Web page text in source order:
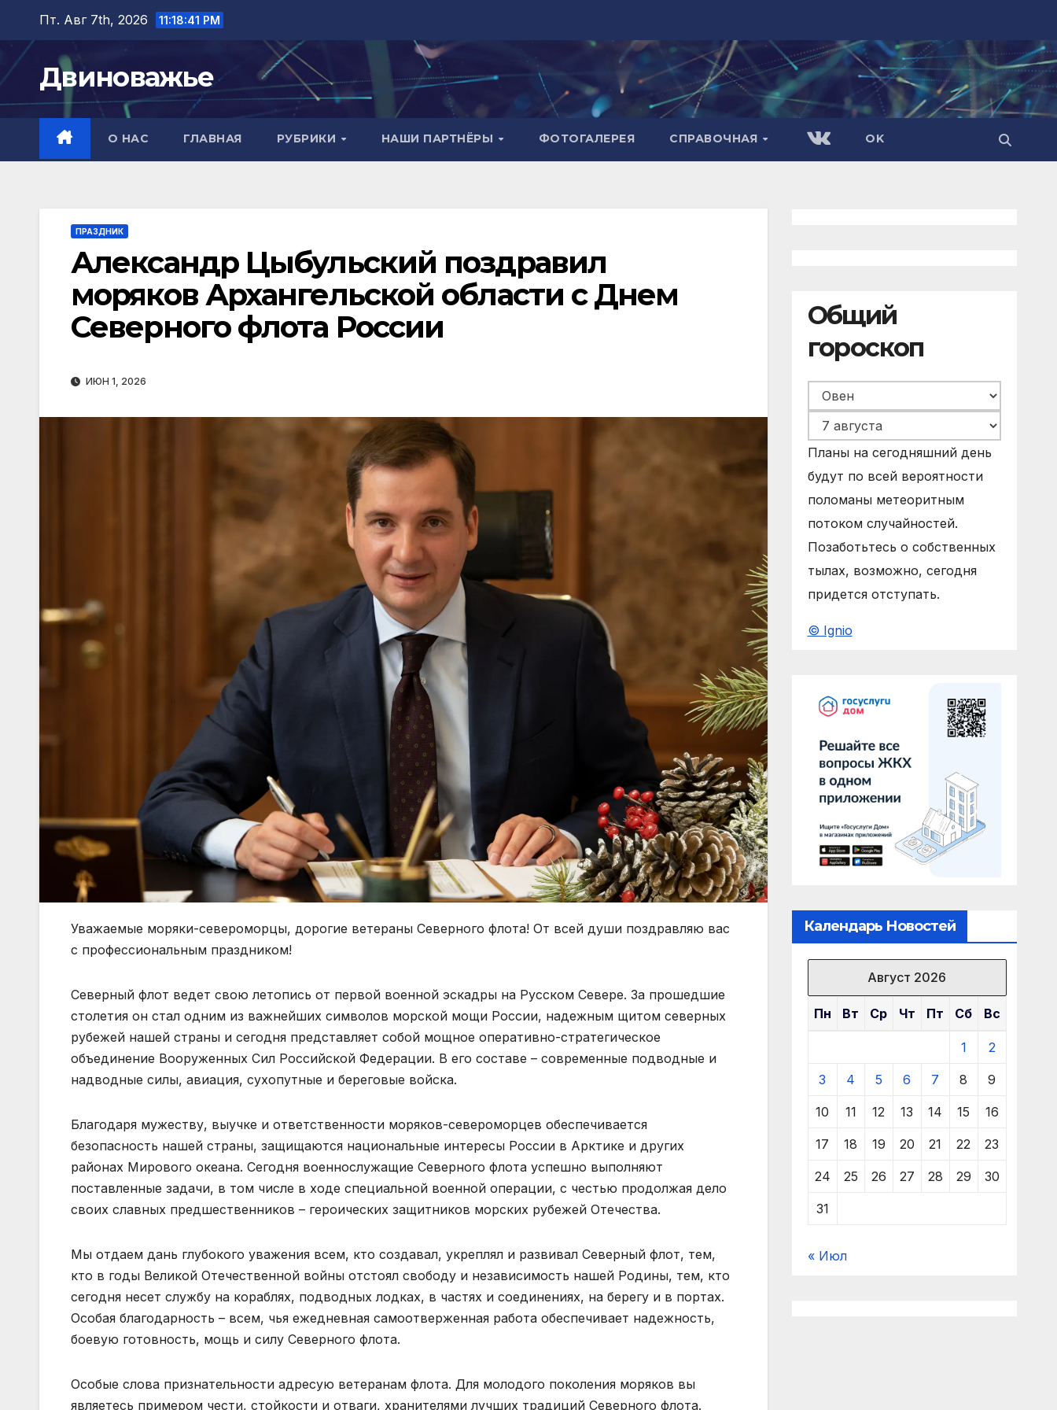
Перейти
содержимому
Пт. Авг 7th, 2026 11:18:43 PM
Двиноважье
О НАС ГЛАВНАЯ РУБРИКИ НАШИ ПАРТНЁРЫ ФОТОГАЛЕРЕЯ СПРАВОЧНАЯ OK
ПРАЗДНИК
Александр Цыбульский поздравил
моряков Архангельской области с Днем
Северного флота России
ИЮН 1, 2026
Уважаемые моряки-североморцы, дорогие ветераны Северного флота! От всей души поздравляю вас
с профессиональным праздником!
Северный флот ведет свою летопись от первой военной эскадры на Русском Севере. За прошедшие
столетия он стал одним из важнейших символов морской мощи России, надежным щитом северных
рубежей нашей страны и сегодня представляет собой мощное оперативно-стратегическое
объединение Вооруженных Сил Российской Федерации. В его составе – современные подводные и
надводные силы, авиация, сухопутные и береговые войска.
Благодаря мужеству, выучке и ответственности моряков-североморцев обеспечивается
безопасность нашей страны, защищаются национальные интересы России в Арктике и других
районах Мирового океана. Сегодня военнослужащие Северного флота успешно выполняют
поставленные задачи, в том числе в ходе специальной военной операции, с честью продолжая дело
своих славных предшественников – героических защитников морских рубежей Отечества.
Мы отдаем дань глубокого уважения всем, кто создавал, укреплял и развивал Северный флот, тем,
кто в годы Великой Отечественной войны отстоял свободу и независимость нашей Родины, тем, кто
сегодня несет службу на кораблях, подводных лодках, в частях и соединениях, на берегу и в портах.
Особая благодарность – всем, чья ежедневная самоотверженная работа обеспечивает надежность,
боевую готовность, мощь и силу Северного флота.
Особые слова признательности адресую ветеранам флота. Для молодого поколения моряков вы
являетесь примером чести, стойкости и отваги, хранителями лучших традиций Северного флота.
Общий
гороскоп
Планы на сегодняшний день
будут по всей вероятности
поломаны метеоритным
потоком случайностей.
Позаботьтесь о собственных
тылах, возможно, сегодня
придется отступать.
© Ignio
Календарь Новостей
Август 2026
Пн Вт Ср Чт Пт Сб Вс
1 2
3 4 5 6 7 8 9
10 11 12 13 14 15 16
17 18 19 20 21 22 23
24 25 26 27 28 29 30
31
« Июл